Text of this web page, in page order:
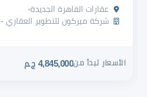
عقارات القاهرة الجديدة
شركة ميركون للتطوير العقاري - Mercon Developments
الأسعار تبدأ من4,845,000 ج.م